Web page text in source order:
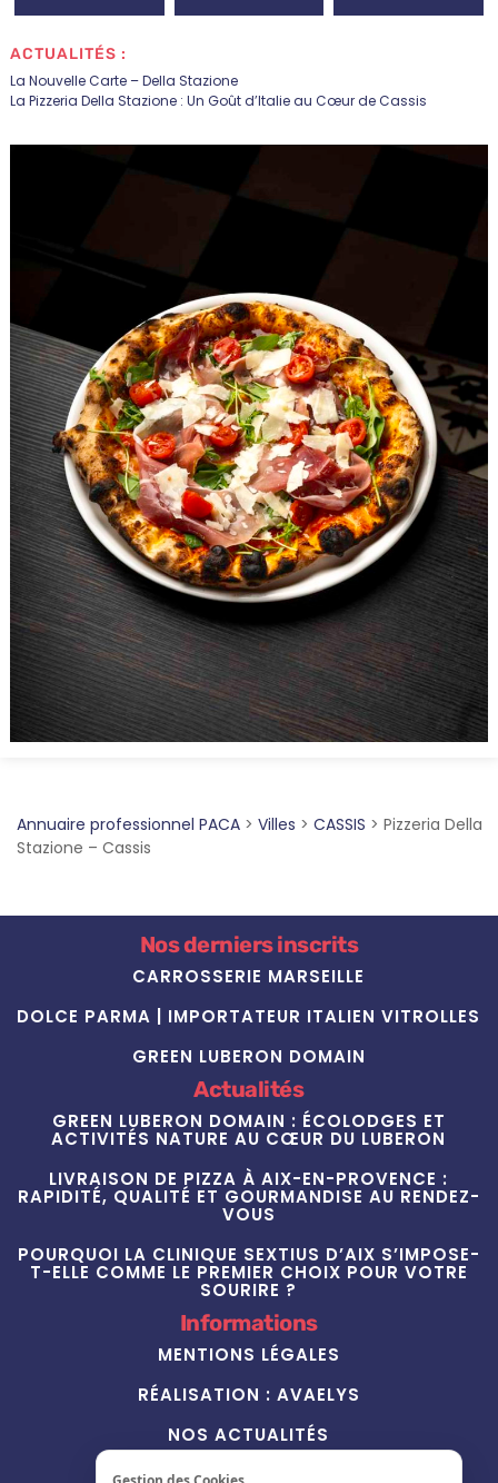
ACTUALITÉS :
La Nouvelle Carte – Della Stazione
La Pizzeria Della Stazione : Un Goût d’Italie au Cœur de Cassis
Annuaire professionnel PACA > Villes > CASSIS > Pizzeria Della
Stazione – Cassis
Nos derniers inscrits
CARROSSERIE MARSEILLE
DOLCE PARMA | IMPORTATEUR ITALIEN VITROLLES
GREEN LUBERON DOMAIN
Actualités
GREEN LUBERON DOMAIN : ÉCOLODGES ET
ACTIVITÉS NATURE AU CŒUR DU LUBERON
LIVRAISON DE PIZZA À AIX-EN-PROVENCE :
RAPIDITÉ, QUALITÉ ET GOURMANDISE AU RENDEZ-
VOUS
POURQUOI LA CLINIQUE SEXTIUS D’AIX S’IMPOSE-
T-ELLE COMME LE PREMIER CHOIX POUR VOTRE
SOURIRE ?
Informations
MENTIONS LÉGALES
RÉALISATION : AVAELYS
NOS ACTUALITÉS
Contact